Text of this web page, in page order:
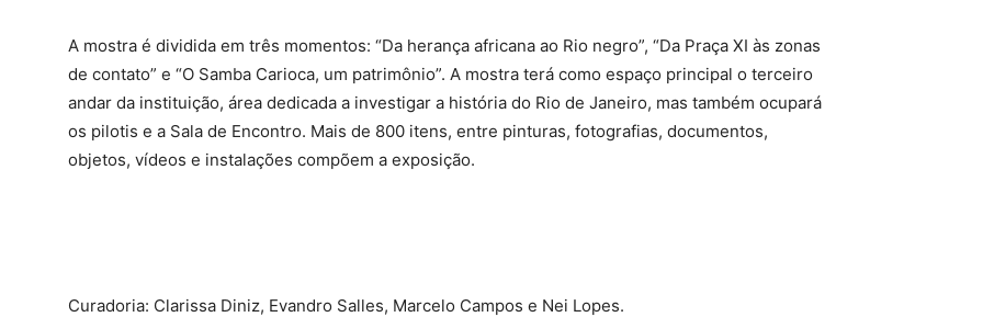
A mostra é dividida em três momentos: “Da herança africana ao Rio negro”, “Da Praça XI às zonas
de contato” e “O Samba Carioca, um patrimônio”. A mostra terá como espaço principal o terceiro
andar da instituição, área dedicada a investigar a história do Rio de Janeiro, mas também ocupará
os pilotis e a Sala de Encontro. Mais de 800 itens, entre pinturas, fotografias, documentos,
objetos, vídeos e instalações compõem a exposição.
Curadoria: Clarissa Diniz, Evandro Salles, Marcelo Campos e Nei Lopes.